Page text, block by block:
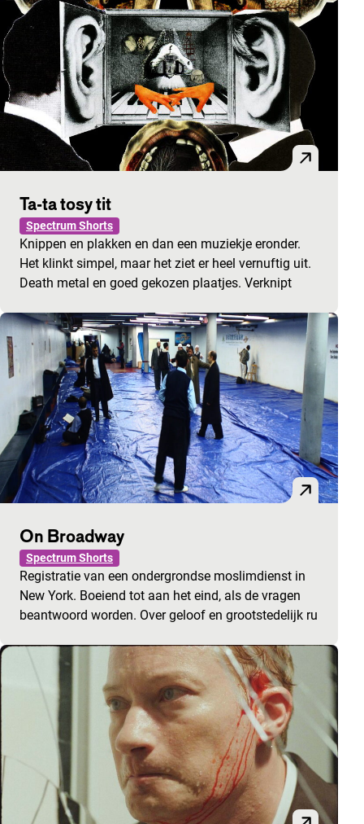
Ta-ta tosy tit
Spectrum Shorts
Knippen en plakken en dan een muziekje eronder.
Het klinkt simpel, maar het ziet er heel vernuftig uit.
Death metal en goed gekozen plaatjes. Verknipt
On Broadway
Spectrum Shorts
Registratie van een ondergrondse moslimdienst in
New York. Boeiend tot aan het eind, als de vragen
beantwoord worden. Over geloof en grootstedelijk ru